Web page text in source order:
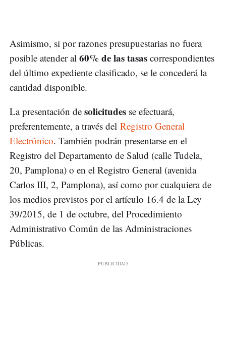
Asimismo, si por razones presupuestarias no fuera
posible atender al 60% de las tasas correspondientes
del último expediente clasificado, se le concederá la
cantidad disponible.
La presentación de solicitudes se efectuará,
preferentemente, a través del Registro General
Electrónico. También podrán presentarse en el
Registro del Departamento de Salud (calle Tudela,
20, Pamplona) o en el Registro General (avenida
Carlos III, 2, Pamplona), así como por cualquiera de
los medios previstos por el artículo 16.4 de la Ley
39/2015, de 1 de octubre, del Procedimiento
Administrativo Común de las Administraciones
Públicas.